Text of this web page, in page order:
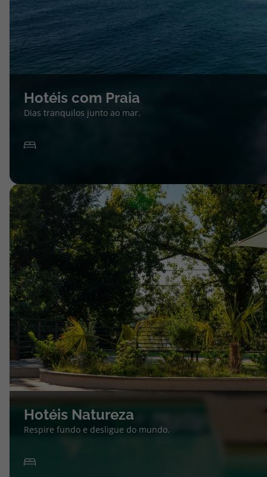
Hotéis com Praia
Dias tranquilos junto ao mar.
Hotéis Natureza
Respire fundo e desligue do mundo.